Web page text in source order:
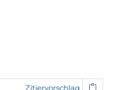
Zitiervorschlag